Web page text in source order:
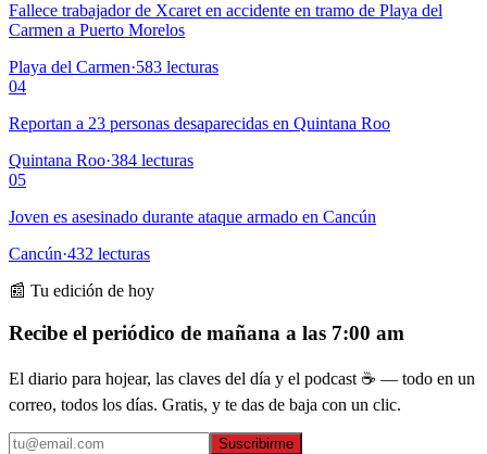
Fallece trabajador de Xcaret en accidente en tramo de Playa del
Carmen a Puerto Morelos
Playa del Carmen·583 lecturas
04
Reportan a 23 personas desaparecidas en Quintana Roo
Quintana Roo·384 lecturas
05
Joven es asesinado durante ataque armado en Cancún
Cancún·432 lecturas
📰 Tu edición de hoy
Recibe el periódico de mañana a las 7:00 am
El diario para hojear, las claves del día y el podcast ☕ — todo en un
correo, todos los días. Gratis, y te das de baja con un clic.
Suscribirme